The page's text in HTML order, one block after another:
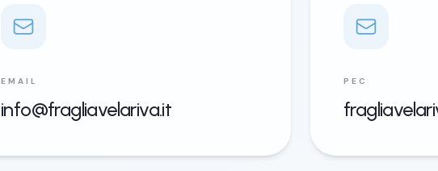
EMAIL
info@fragliavelariva.it
PEC